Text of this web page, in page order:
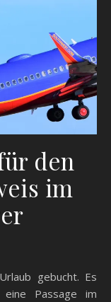
den
im
Passage im